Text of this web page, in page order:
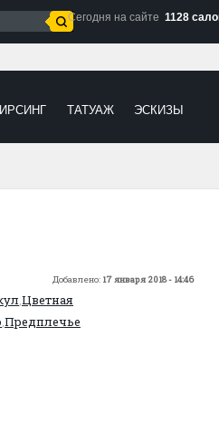
Сегодня на сайте 1128
ТАТУАЖ ЭСКИЗЫ
Добавлено: 17 января 2018 - 14:46
,Цветная
,Предплечье